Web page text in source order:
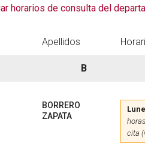
horarios de consulta del
Apellidos
B
BORRERO
ZAPATA
cita